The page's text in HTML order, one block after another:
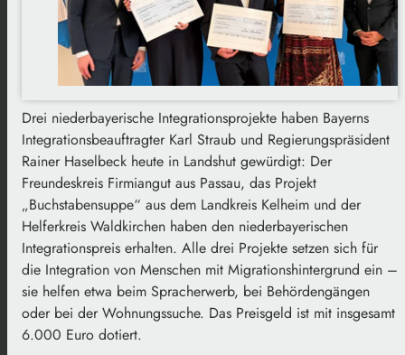
Drei niederbayerische Integrationsprojekte haben Bayerns
Integrationsbeauftragter Karl Straub und Regierungspräsident
Rainer Haselbeck heute in Landshut gewürdigt: Der
Freundeskreis Firmiangut aus Passau, das Projekt
„Buchstabensuppe“ aus dem Landkreis Kelheim und der
Helferkreis Waldkirchen haben den niederbayerischen
Integrationspreis erhalten. Alle drei Projekte setzen sich für
die Integration von Menschen mit Migrationshintergrund ein –
sie helfen etwa beim Spracherwerb, bei Behördengängen
oder bei der Wohnungssuche. Das Preisgeld ist mit insgesamt
6.000 Euro dotiert.